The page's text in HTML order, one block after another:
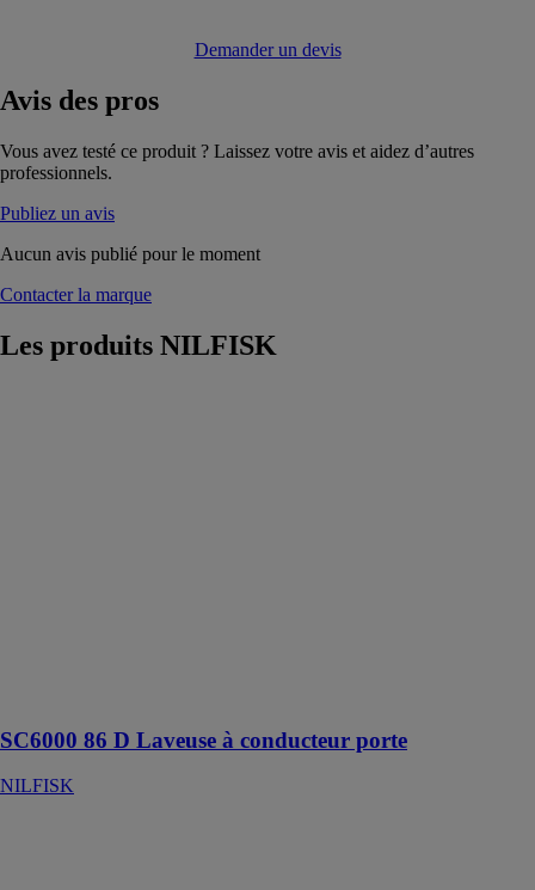
Demander un devis
Avis des pros
Vous avez testé ce produit ? Laissez votre avis et aidez d’autres
professionnels.
Publiez un avis
Aucun avis publié pour le moment
Contacter la marque
Les produits NILFISK
SC6000 86 D Laveuse à conducteur porte
NILFISK